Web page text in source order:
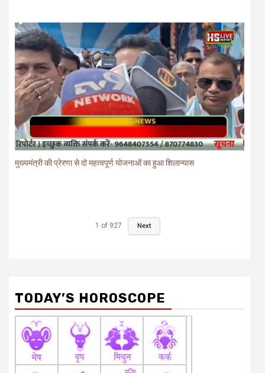
मुख्यमंत्री की प्रेरणा से दो महत्वपूर्ण योजनाओं का हुआ शिलान्यास
1 of 927 Next
TODAY’S HOROSCOPE